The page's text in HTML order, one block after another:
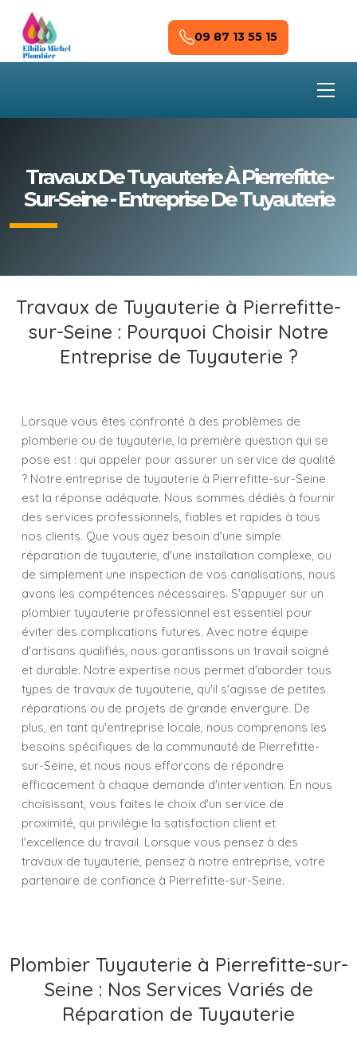
Skip to main content
09 87 13 55 15
Travaux De Tuyauterie À Pierrefitte-
Sur-Seine - Entreprise De Tuyauterie
Travaux de Tuyauterie à Pierrefitte-
sur-Seine : Pourquoi Choisir Notre
Entreprise de Tuyauterie ?
Lorsque vous êtes confronté à des problèmes de
plomberie ou de tuyauterie, la première question qui se
pose est : qui appeler pour assurer un service de qualité
? Notre entreprise de tuyauterie à Pierrefitte-sur-Seine
est la réponse adéquate. Nous sommes dédiés à fournir
des services professionnels, fiables et rapides à tous
nos clients. Que vous ayez besoin d'une simple
réparation de tuyauterie, d'une installation complexe, ou
de simplement une inspection de vos canalisations, nous
avons les compétences nécessaires. S'appuyer sur un
plombier tuyauterie professionnel est essentiel pour
éviter des complications futures. Avec notre équipe
d'artisans qualifiés, nous garantissons un travail soigné
et durable. Notre expertise nous permet d'aborder tous
types de travaux de tuyauterie, qu'il s'agisse de petites
réparations ou de projets de grande envergure. De
plus, en tant qu'entreprise locale, nous comprenons les
besoins spécifiques de la communauté de Pierrefitte-
sur-Seine, et nous nous efforçons de répondre
efficacement à chaque demande d'intervention. En nous
choisissant, vous faites le choix d'un service de
proximité, qui privilégie la satisfaction client et
l'excellence du travail. Lorsque vous pensez à des
travaux de tuyauterie, pensez à notre entreprise, votre
partenaire de confiance à Pierrefitte-sur-Seine.
Plombier Tuyauterie à Pierrefitte-sur-
Seine : Nos Services Variés de
Réparation de Tuyauterie